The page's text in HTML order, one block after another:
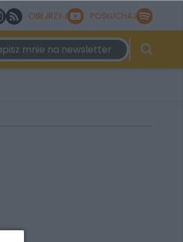
OBEJRZYJ POSŁUCHAJ
mnie na newsletter